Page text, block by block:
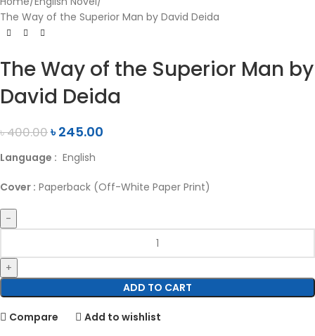
The Way of the Superior Man by David Deida
The Way of the Superior Man by
David Deida
৳400.00৳245.00
Language : English
Cover : Paperback (Off-White Paper Print)
ADD TO CART
Compare Add to wishlist